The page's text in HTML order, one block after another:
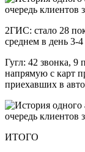
2ГИС: стало 28
среднем в день 3-
Гугл: 42 звонка, 9
напрямую с карт
приехавших в
ИТОГО